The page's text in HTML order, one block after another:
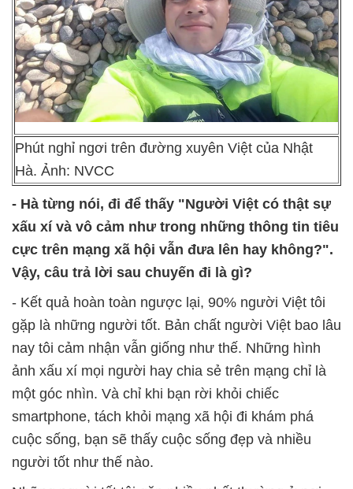
Phút nghỉ ngơi trên đường xuyên Việt của Nhật
Hà. Ảnh: NVCC
- Hà từng nói, đi để thấy "Người Việt có thật sự
xấu xí và vô cảm như trong những thông tin tiêu
cực trên mạng xã hội vẫn đưa lên hay không?".
Vậy, câu trả lời sau chuyến đi là gì?
- Kết quả hoàn toàn ngược lại, 90% người Việt tôi
gặp là những người tốt. Bản chất người Việt bao lâu
nay tôi cảm nhận vẫn giống như thế. Những hình
ảnh xấu xí mọi người hay chia sẻ trên mạng chỉ là
một góc nhìn. Và chỉ khi bạn rời khỏi chiếc
smartphone, tách khỏi mạng xã hội đi khám phá
cuộc sống, bạn sẽ thấy cuộc sống đẹp và nhiều
người tốt như thế nào.